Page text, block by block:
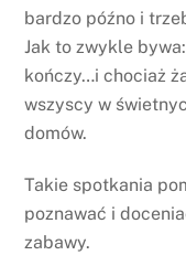
bardzo późno i
Jak to zwykle
kończy…i chociaż
wszyscy w
domów.
Takie spotkania
poznawać i
zabawy.